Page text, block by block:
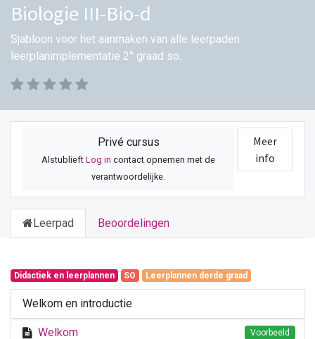
Biologie III-Bio-d
Sjabloon voor het aanmaken van alle leerpaden
leerplanimplementatie 2° graad so.
Privé cursus
AlstublieftLog in contact opnemen met de
verantwoordelijke.
Meer
info
Leerpad Beoordelingen
Didactiek en leerplannen SO Leerplannen derde graad
Welkom en introductie
Welkom Voorbeeld